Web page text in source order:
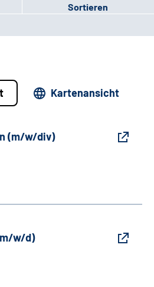
Sortieren
Kartenansicht
(m/w/div)
w/d)